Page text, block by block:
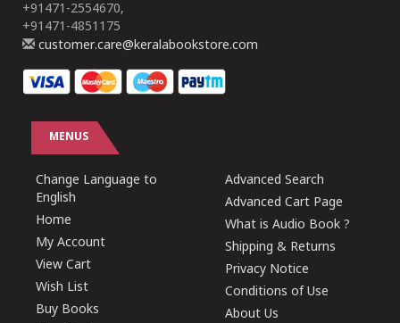
+91471-2554670,
+91471-4851175
customer.care@keralabookstore.com
MENUS
Change Language to
English
Home
My Account
View Cart
Wish List
Buy Books
Advanced Search
Advanced Cart Page
What is Audio Book ?
Shipping & Returns
Privacy Notice
Conditions of Use
About Us